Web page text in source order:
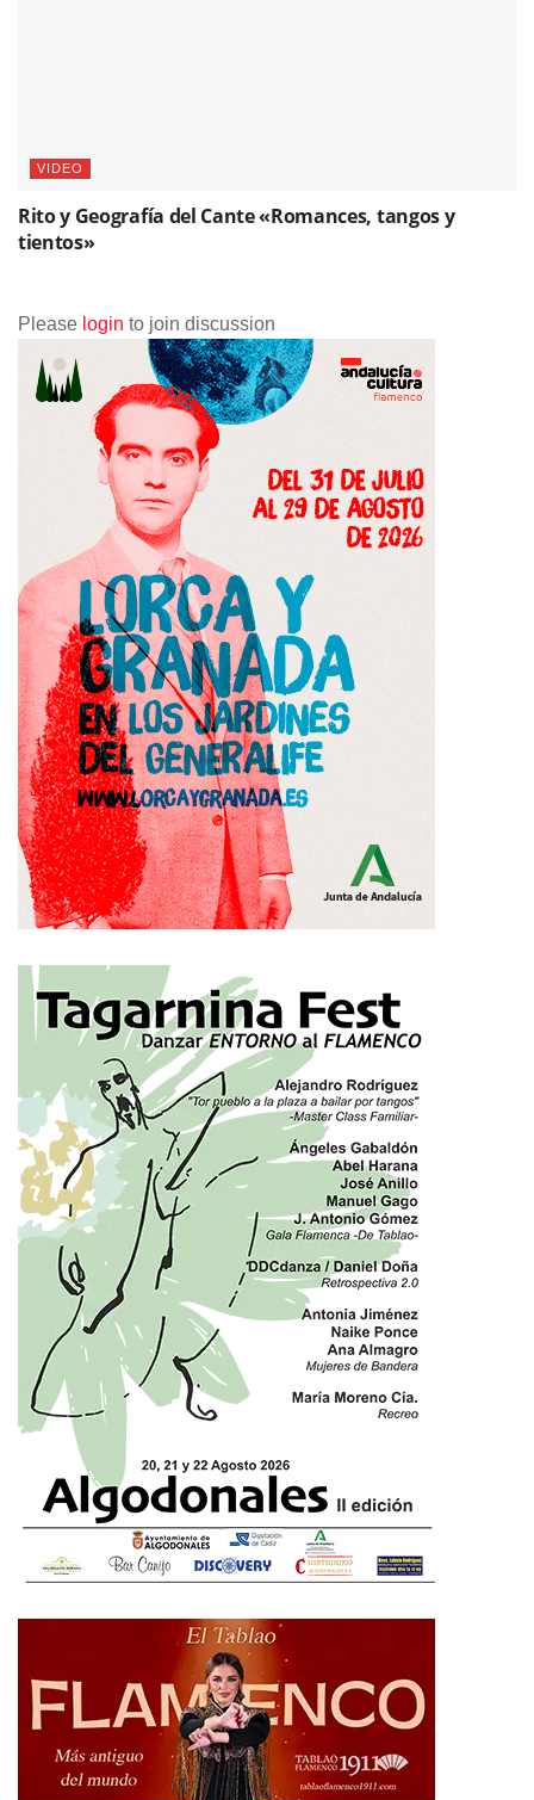
VIDEO
Rito y Geografía del Cante «Romances, tangos y
tientos»
Please login to join discussion